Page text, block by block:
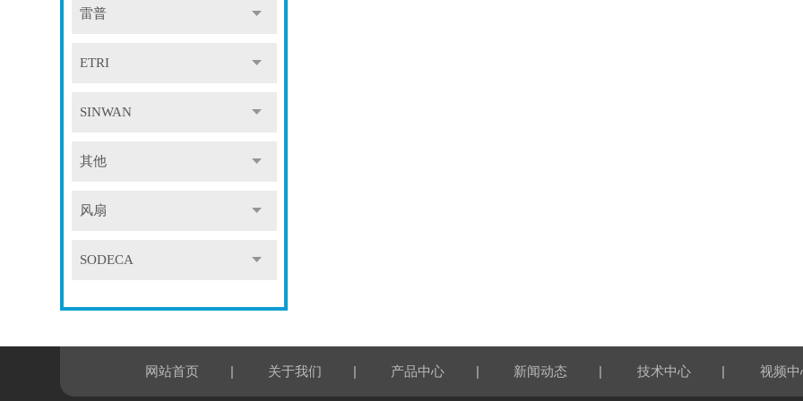
雷普
ETRI
SINWAN
其他
风扇
SODECA
网站首页 | 关于我们 | 产品中心 | 新闻动态 | 技术中心 | 视频中